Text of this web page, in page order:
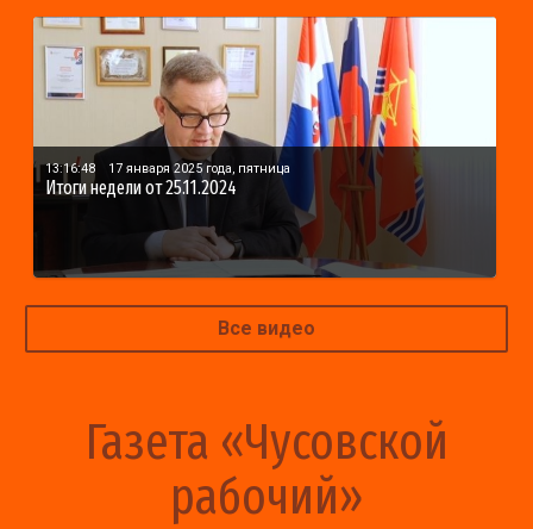
13:16:48 17 января 2025 года, пятница
Итоги недели от 25.11.2024
Все видео
Газета «Чусовской
рабочий»